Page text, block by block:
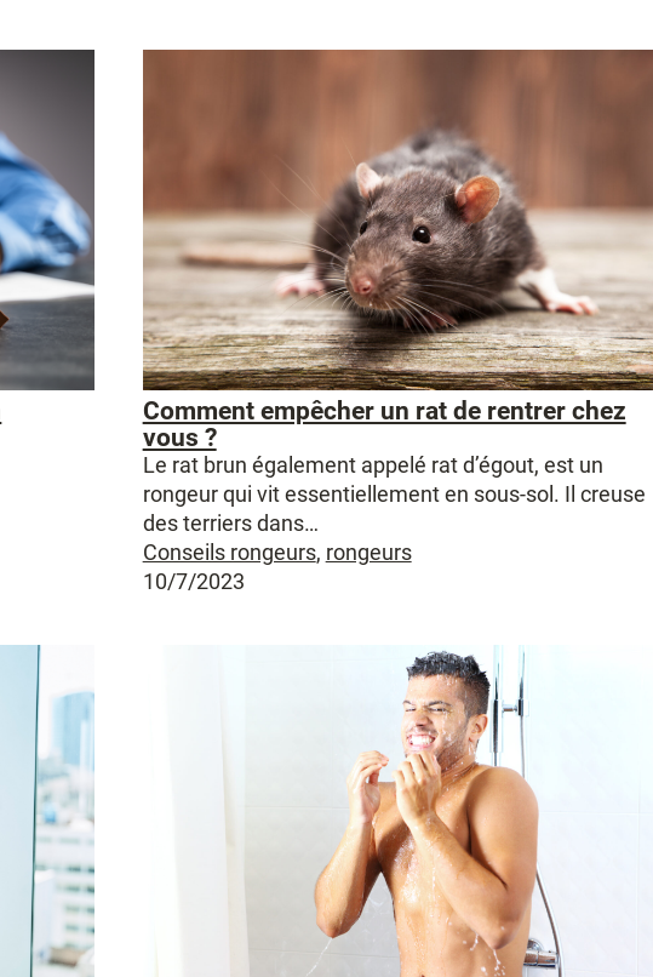
Comment empêcher un rat de rentrer chez
vous ?
Le rat brun également appelé rat d’égout, est un
rongeur qui vit essentiellement en sous-sol. Il creuse
des terriers dans…
Conseils rongeurs, rongeurs
10/7/2023